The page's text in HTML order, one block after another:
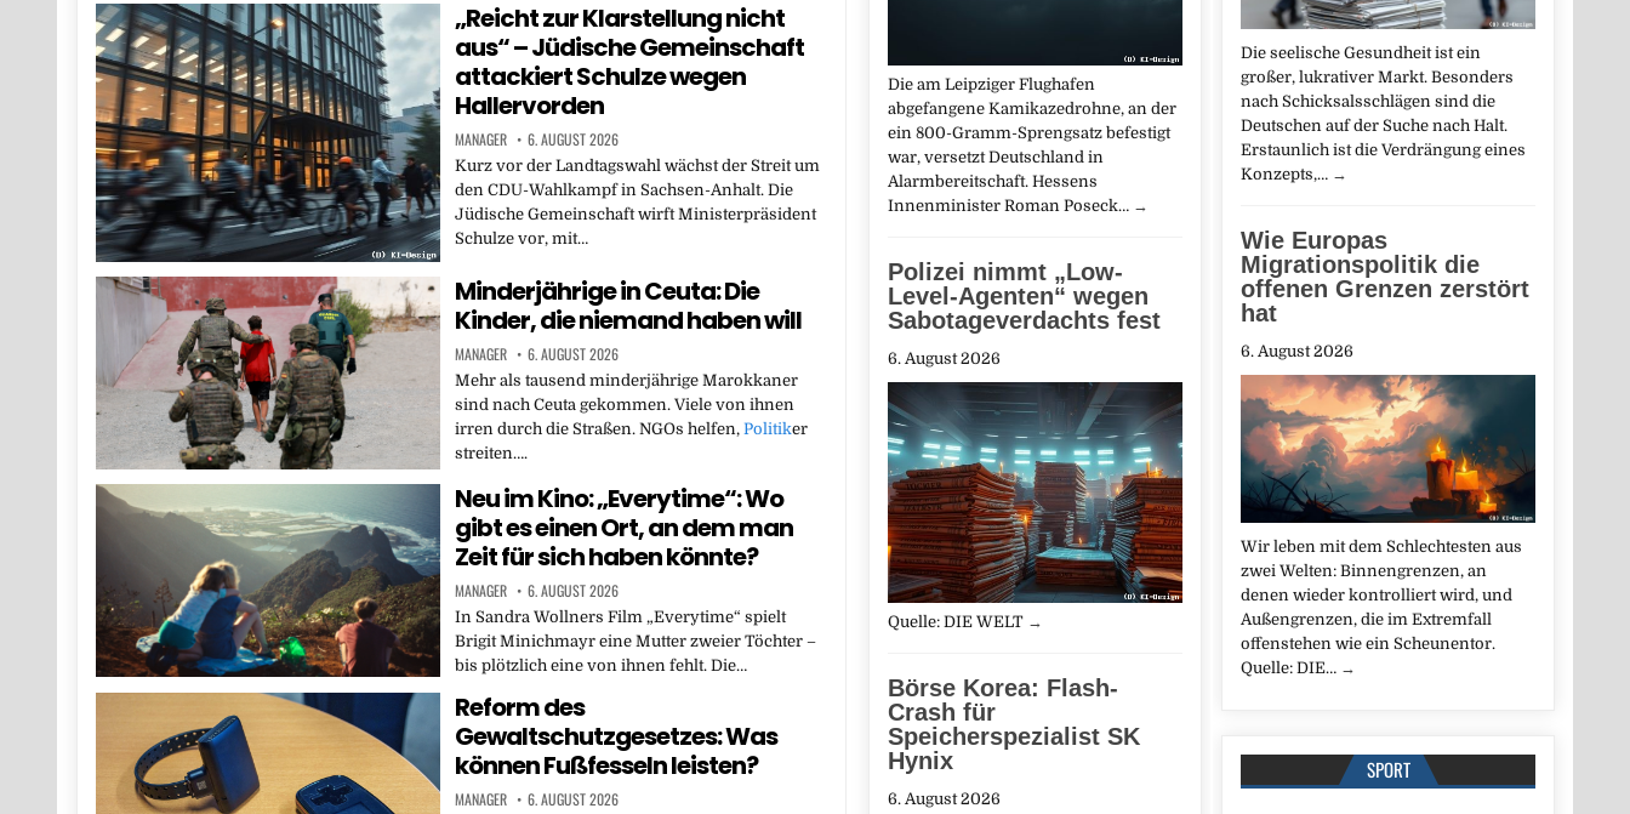
„Reicht zur Klarstellung nicht
aus“ – Jüdische Gemeinschaft
attackiert Schulze wegen
Hallervorden
MANAGER 6. AUGUST 2026
Kurz vor der Landtagswahl wächst der Streit um
den CDU-Wahlkampf in Sachsen-Anhalt. Die
Jüdische Gemeinschaft wirft Ministerpräsident
Schulze vor, mit…
Minderjährige in Ceuta: Die
Kinder, die niemand haben will
MANAGER 6. AUGUST 2026
Mehr als tausend minderjährige Marokkaner
sind nach Ceuta gekommen. Viele von ihnen
irren durch die Straßen. NGOs helfen, Politiker
streiten….
Neu im Kino: „Everytime“: Wo
gibt es einen Ort, an dem man
Zeit für sich haben könnte?
MANAGER 6. AUGUST 2026
In Sandra Wollners Film „Everytime“ spielt
Brigit Minichmayr eine Mutter zweier Töchter –
bis plötzlich eine von ihnen fehlt. Die…
Reform des
Gewaltschutzgesetzes: Was
können Fußfesseln leisten?
MANAGER 6. AUGUST 2026
Die seelische Gesundheit ist ein
großer, lukrativer Markt. Besonders
nach Schicksalsschlägen sind die
Deutschen auf der Suche nach Halt.
Erstaunlich ist die Verdrängung eines
Konzepts,… →
Wie Europas
Migrationspolitik die
offenen Grenzen zerstört
hat
6. August 2026
Wir leben mit dem Schlechtesten aus
zwei Welten: Binnengrenzen, an
denen wieder kontrolliert wird, und
Außengrenzen, die im Extremfall
offenstehen wie ein Scheunentor.
Quelle: DIE… →
SPORT
Die am Leipziger Flughafen
abgefangene Kamikazedrohne, an der
ein 800-Gramm-Sprengsatz befestigt
war, versetzt Deutschland in
Alarmbereitschaft. Hessens
Innenminister Roman Poseck… →
Polizei nimmt „Low-
Level-Agenten“ wegen
Sabotageverdachts fest
6. August 2026
Quelle: DIE WELT →
Börse Korea: Flash-
Crash für
Speicherspezialist SK
Hynix
6. August 2026